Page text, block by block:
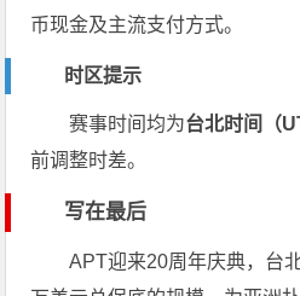
币现金及主流支付方式。
时区提示
赛事时间均为台北时间（
前调整时差。
写在最后
APT迎来20周年庆典，台